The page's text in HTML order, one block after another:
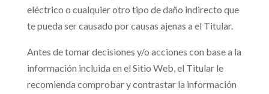
eléctrico o cualquier otro tipo de daño indirecto que
te pueda ser causado por causas ajenas a el Titular.
Antes de tomar decisiones y/o acciones con base a la
información incluida en el Sitio Web, el Titular le
recomienda comprobar y contrastar la información